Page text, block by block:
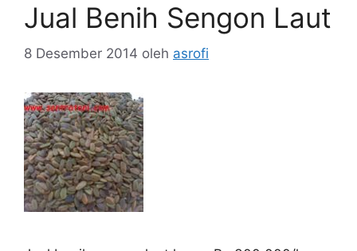
Jual Benih Sengon Laut
8 Desember 2014 oleh asrofi